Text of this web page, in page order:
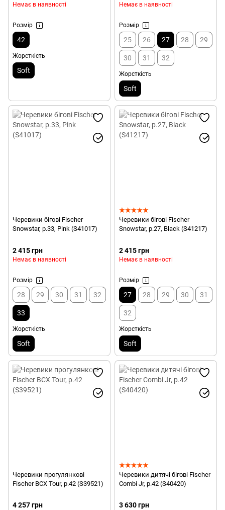
Немає в наявності
Розмір
42
Жорсткість
Soft
Немає в наявності
Розмір
25 26 27 28 29
30 31 32
Жорсткість
Soft
Черевики бігові Fischer
Snowstar, р.33, Pink (S41017)
2 415 грн
Немає в наявності
Розмір
28 29 30 31 32
33
Жорсткість
Soft
Черевики бігові Fischer
Snowstar, р.27, Black (S41217)
2 415 грн
Немає в наявності
Розмір
27 28 29 30 31
32
Жорсткість
Soft
Черевики прогулянкові
Fischer BCX Tour, р.42 (S39521)
4 257 грн
Черевики дитячі бігові Fischer
Combi Jr, р.42 (S40420)
3 630 грн